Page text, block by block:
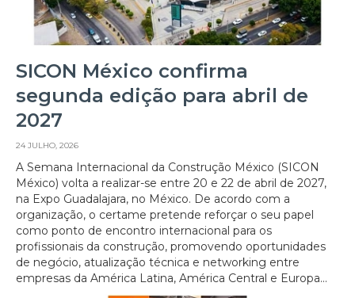
SICON México confirma
segunda edição para abril de
2027
24 JULHO, 2026
A Semana Internacional da Construção México (SICON
México) volta a realizar-se entre 20 e 22 de abril de 2027,
na Expo Guadalajara, no México. De acordo com a
organização, o certame pretende reforçar o seu papel
como ponto de encontro internacional para os
profissionais da construção, promovendo oportunidades
de negócio, atualização técnica e networking entre
empresas da América Latina, América Central e Europa...